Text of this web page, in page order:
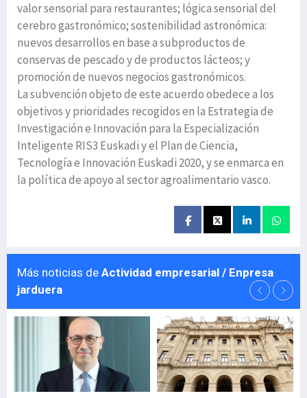
valor sensorial para restaurantes; lógica sensorial del
cerebro gastronómico; sostenibilidad astronómica:
nuevos desarrollos en base a subproductos de
conservas de pescado y de productos lácteos; y
promoción de nuevos negocios gastronómicos.
La subvención objeto de este acuerdo obedece a los
objetivos y prioridades recogidos en la Estrategia de
Investigación e Innovación para la Especialización
Inteligente RIS3 Euskadi y el Plan de Ciencia,
Tecnología e Innovación Euskadi 2020, y se enmarca en
la política de apoyo al sector agroalimentario vasco.
Más noticias de Actividad empresarial / Enpresa
jarduera